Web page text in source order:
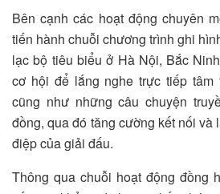
Bên cạnh các hoạt động chuyên
tiến hành chuỗi chương trình ghi
lạc bộ tiêu biểu ở Hà Nội, Bắc
cơ hội để lắng nghe trực tiếp tâm
cũng như những câu chuyện
đồng, qua đó tăng cường kết nối và
điệp của giải đấu.
Thông qua chuỗi hoạt động đồng